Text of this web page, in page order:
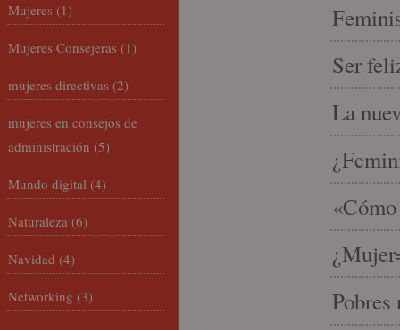
Ser
La
Mujeres (1)
Mujeres Consejeras (1)
mujeres directivas (2)
mujeres en consejos de
administración (5)
Mundo digital (4)
Naturaleza (6)
Navidad (4)
Networking (3)